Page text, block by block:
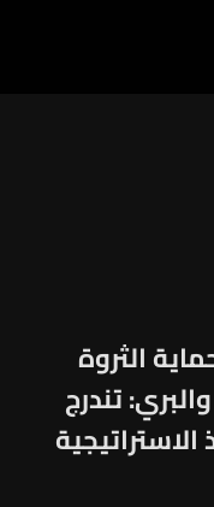
الثروة
تندرج